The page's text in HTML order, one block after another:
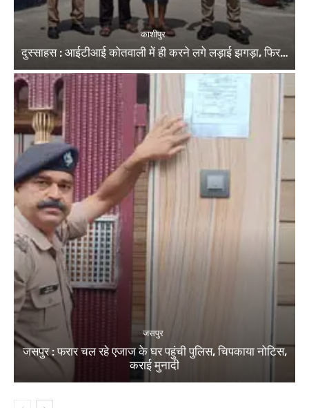
काशीपुर
दुस्साहस : आईटीआई कोतवाली में ही करने लगे लड़ाई झगड़ा, फिर…
जसपुर
जसपुर : फरार चल रहे एजाज के घर पहुंची पुलिस, चिपकाया नोटिस,
कराई मुनादी